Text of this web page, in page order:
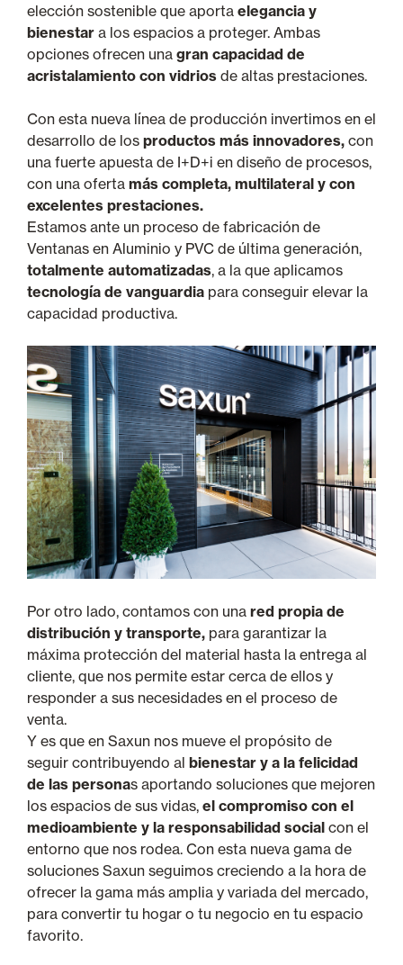
elección sostenible que aporta elegancia y
bienestar a los espacios a proteger. Ambas
opciones ofrecen una gran capacidad de
acristalamiento con vidrios de altas prestaciones.
Con esta nueva línea de producción invertimos en el
desarrollo de los productos más innovadores, con
una fuerte apuesta de I+D+i en diseño de procesos,
con una oferta más completa, multilateral y con
excelentes prestaciones.
Estamos ante un proceso de fabricación de
Ventanas en Aluminio y PVC de última generación,
totalmente automatizadas, a la que aplicamos
tecnología de vanguardia para conseguir elevar la
capacidad productiva.
Por otro lado, contamos con una red propia de
distribución y transporte, para garantizar la
máxima protección del material hasta la entrega al
cliente, que nos permite estar cerca de ellos y
responder a sus necesidades en el proceso de
venta.
Y es que en Saxun nos mueve el propósito de
seguir contribuyendo al bienestar y a la felicidad
de las personas aportando soluciones que mejoren
los espacios de sus vidas, el compromiso con el
medioambiente y la responsabilidad social con el
entorno que nos rodea. Con esta nueva gama de
soluciones Saxun seguimos creciendo a la hora de
ofrecer la gama más amplia y variada del mercado,
para convertir tu hogar o tu negocio en tu espacio
favorito.